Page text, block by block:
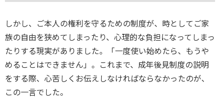
しかし、ご本人の権利を守るための制度が、時としてご家
族の自由を狭めてしまったり、心理的な負担になってしまっ
たりする現実がありました。「一度使い始めたら、もうや
めることはできません」。これまで、成年後見制度の説明
をする際、心苦しくお伝えしなければならなかったのが、
この一言でした。